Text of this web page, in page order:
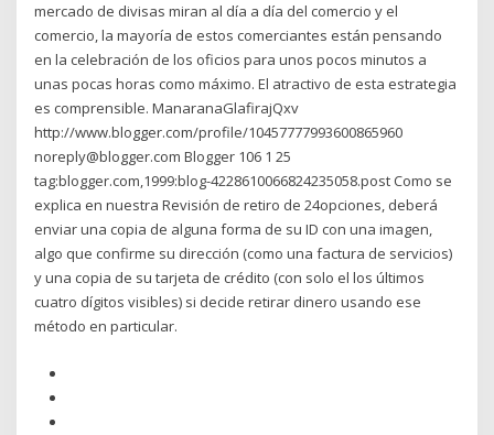
mercado de divisas miran al día a día del comercio y el
comercio, la mayoría de estos comerciantes están pensando
en la celebración de los oficios para unos pocos minutos a
unas pocas horas como máximo. El atractivo de esta estrategia
es comprensible. ManaranaGlafirajQxv
http://www.blogger.com/profile/10457777993600865960
noreply@blogger.com Blogger 106 1 25
tag:blogger.com,1999:blog-4228610066824235058.post Como se
explica en nuestra Revisión de retiro de 24opciones, deberá
enviar una copia de alguna forma de su ID con una imagen,
algo que confirme su dirección (como una factura de servicios)
y una copia de su tarjeta de crédito (con solo el los últimos
cuatro dígitos visibles) si decide retirar dinero usando ese
método en particular.